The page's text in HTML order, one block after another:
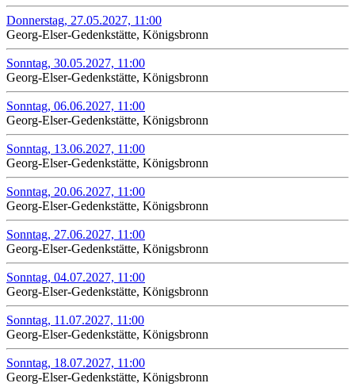
Donnerstag, 27.05.2027, 11:00
Georg-Elser-Gedenkstätte, Königsbronn
Sonntag, 30.05.2027, 11:00
Georg-Elser-Gedenkstätte, Königsbronn
Sonntag, 06.06.2027, 11:00
Georg-Elser-Gedenkstätte, Königsbronn
Sonntag, 13.06.2027, 11:00
Georg-Elser-Gedenkstätte, Königsbronn
Sonntag, 20.06.2027, 11:00
Georg-Elser-Gedenkstätte, Königsbronn
Sonntag, 27.06.2027, 11:00
Georg-Elser-Gedenkstätte, Königsbronn
Sonntag, 04.07.2027, 11:00
Georg-Elser-Gedenkstätte, Königsbronn
Sonntag, 11.07.2027, 11:00
Georg-Elser-Gedenkstätte, Königsbronn
Sonntag, 18.07.2027, 11:00
Georg-Elser-Gedenkstätte, Königsbronn